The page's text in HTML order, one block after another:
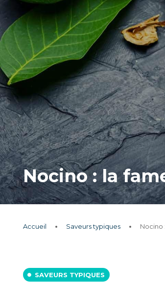
Nocino : la
Accueil Saveurs typiques Nocino
SAVEURS TYPIQUES